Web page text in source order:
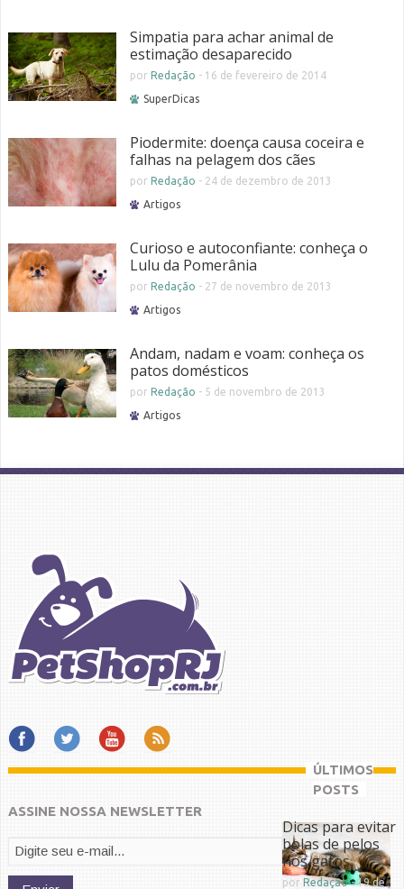
Simpatia para achar animal de
estimação desaparecido
por Redação - 16 de fevereiro de 2014
SuperDicas
Piodermite: doença causa coceira e
falhas na pelagem dos cães
por Redação - 24 de dezembro de 2013
Artigos
Curioso e autoconfiante: conheça o
Lulu da Pomerânia
por Redação - 27 de novembro de 2013
Artigos
Andam, nadam e voam: conheça os
patos domésticos
por Redação - 5 de novembro de 2013
Artigos
ASSINE NOSSA NEWSLETTER
ÚLTIMOS
POSTS
Dicas para evitar
bolas de pelos
nos gatos
por Redação-19 de